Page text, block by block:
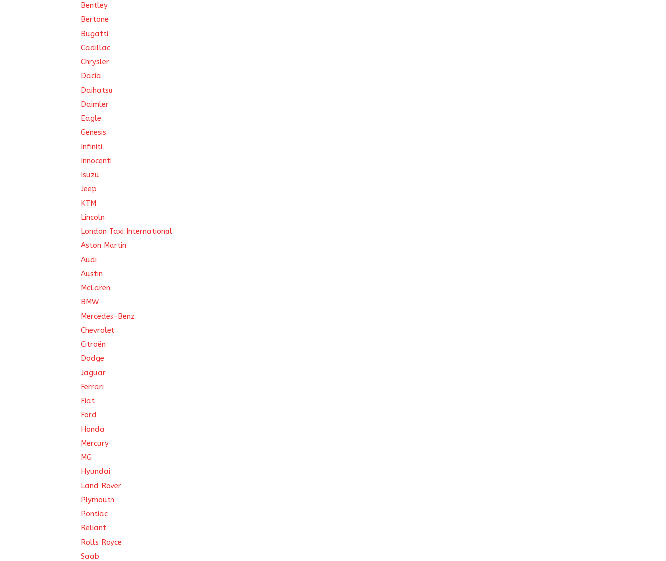
Bentley
Bertone
Bugatti
Cadillac
Chrysler
Dacia
Daihatsu
Daimler
Eagle
Genesis
Infiniti
Innocenti
Isuzu
Jeep
KTM
Lincoln
London Taxi International
Aston Martin
Audi
Austin
McLaren
BMW
Mercedes-Benz
Chevrolet
Citroën
Dodge
Jaguar
Ferrari
Fiat
Ford
Honda
Mercury
MG
Hyundai
Land Rover
Plymouth
Pontiac
Reliant
Rolls Royce
Saab